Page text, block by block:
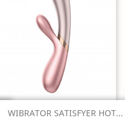
Szybki podgląd
WIBRATOR SATISFYER HOT...